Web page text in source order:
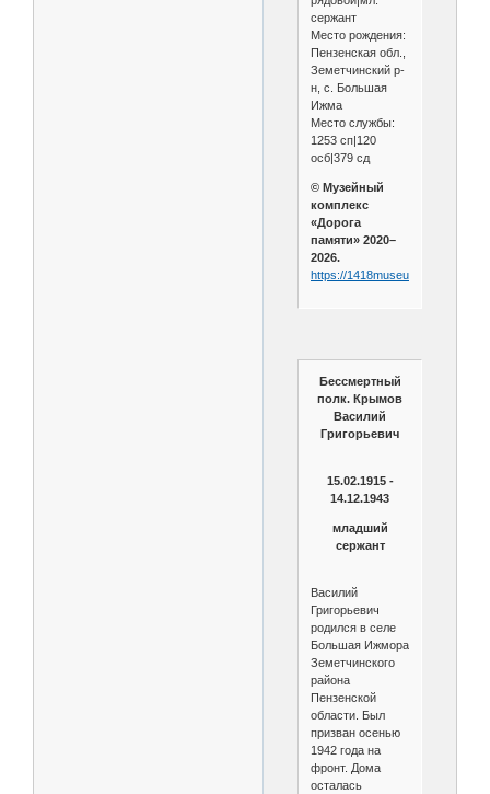
сержант
Место рождения:
Пензенская обл.,
Земетчинский р-
н, с. Большая
Ижма
Место службы:
1253 сп|120
осб|379 сд
© Музейный
комплекс
«Дорога
памяти» 2020–
2026.
https://1418museum.ru/heroes/
Бессмертный
полк. Крымов
Василий
Григорьевич
15.02.1915 -
14.12.1943
младший
сержант
Василий
Григорьевич
родился в селе
Большая Ижмора
Земетчинского
района
Пензенской
области. Был
призван осенью
1942 года на
фронт. Дома
осталась